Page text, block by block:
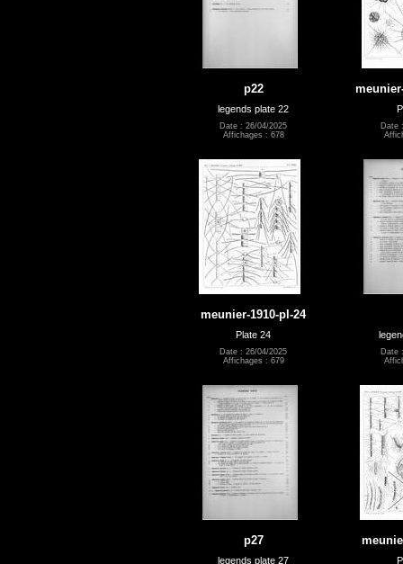
p22
legends plate 22
Date : 26/04/2025
Affichages : 678
Date
meunier-1910-pl-24
Plate 24
Date : 26/04/2025
Affichages : 679
Date
p27
legends plate 27